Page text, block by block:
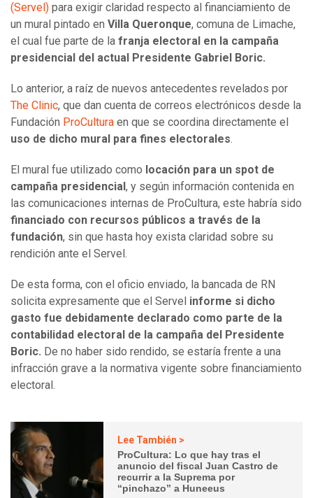
(Servel) para exigir claridad respecto al financiamiento de
un mural pintado en Villa Queronque, comuna de Limache,
el cual fue parte de la franja electoral en la campaña
presidencial del actual Presidente Gabriel Boric.
Lo anterior, a raíz de nuevos antecedentes revelados por
The Clinic, que dan cuenta de correos electrónicos desde la
Fundación ProCultura en que se coordina directamente el
uso de dicho mural para fines electorales.
El mural fue utilizado como locación para un spot de
campaña presidencial , y según información contenida en
las comunicaciones internas de ProCultura, este habría sido
financiado con recursos públicos a través de la
fundación, sin que hasta hoy exista claridad sobre su
rendición ante el Servel.
De esta forma, con el oficio enviado, la bancada de RN
solicita expresamente que el Servel informe si dicho
gasto fue debidamente declarado como parte de la
contabilidad electoral de la campaña del Presidente
Boric. De no haber sido rendido, se estaría frente a una
infracción grave a la normativa vigente sobre financiamiento
electoral.
Lee También >
ProCultura: Lo que hay tras el
anuncio del fiscal Juan Castro de
recurrir a la Suprema por
“pinchazo” a Huneeus